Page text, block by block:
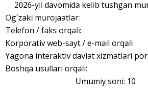
2026-yil davomida kelib tushgan
Og`zaki murojaatlar:
Telefon / faks orqali:
Korporativ web-sayt / e-mail orqali
Yagona interaktiv davlat xizmatlari
Boshqa usullari orqali:
Umumiy soni: 10